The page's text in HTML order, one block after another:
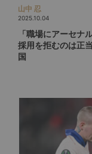
山中 忍
2025.10.04
「職場にアーセナ
採用を拒むのは正
国